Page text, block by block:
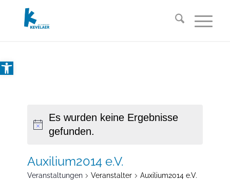
Open toolbar
Es wurden keine Ergebnisse
gefunden.
Auxilium2014 e.V.
Veranstaltungen Veranstalter Auxilium2014 e.V.